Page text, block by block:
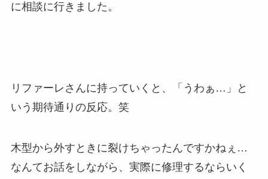
に相談に行きました。
リファーレさんに持っていくと、「うわぁ…」と
いう期待通りの反応。笑
木型から外すときに裂けちゃったんですかねぇ…
なんてお話をしながら、実際に修理するならいく